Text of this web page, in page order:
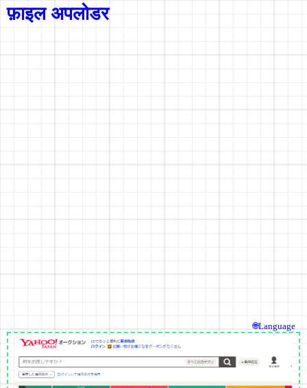
फ़ाइल अपलोडर
🌐Language